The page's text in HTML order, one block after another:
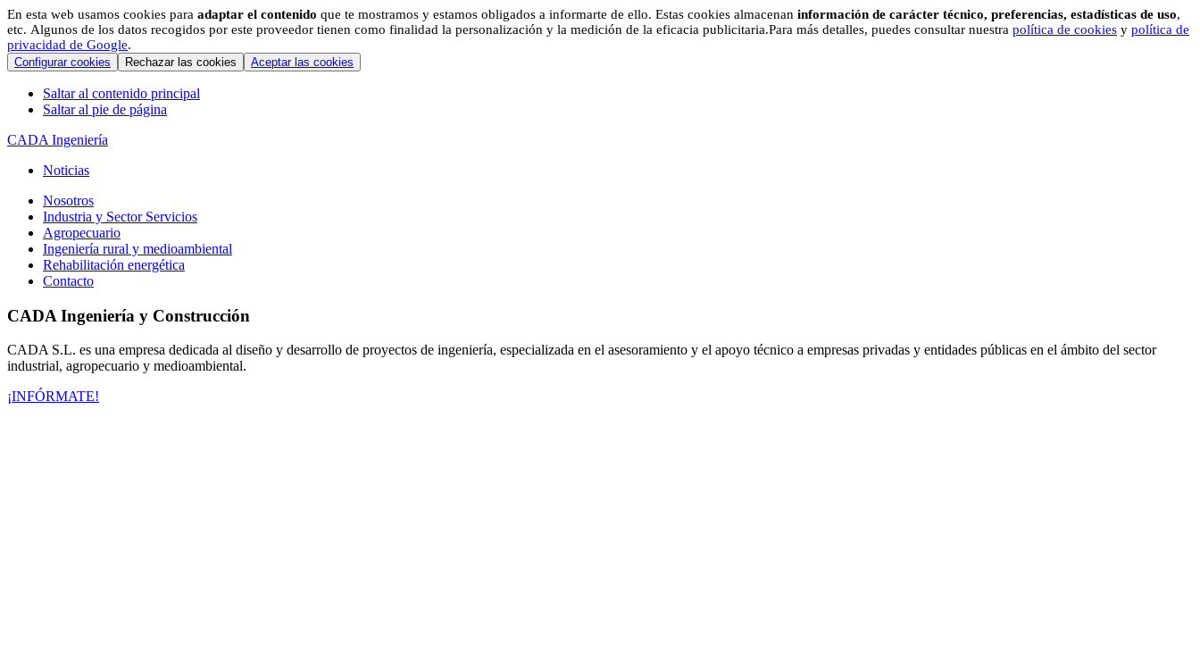
En esta web usamos cookies para adaptar el contenido que te mostramos y estamos obligados a informarte de ello. Estas cookies almacenan información de carácter técnico, preferencias, estadísticas de uso,
etc. Algunos de los datos recogidos por este proveedor tienen como finalidad la personalización y la medición de la eficacia publicitaria.Para más detalles, puedes consultar nuestra política de cookies y política de
privacidad de Google.
Configurar cookies Rechazar las cookies Aceptar las cookies
Saltar al contenido principal
Saltar al pie de página
CADA Ingeniería
Noticias
Nosotros
Industria y Sector Servicios
Agropecuario
Ingeniería rural y medioambiental
Rehabilitación energética
Contacto
CADA Ingeniería y Construcción
CADA S.L. es una empresa dedicada al diseño y desarrollo de proyectos de ingeniería, especializada en el asesoramiento y el apoyo técnico a empresas privadas y entidades públicas en el ámbito del sector
industrial, agropecuario y medioambiental.
¡INFÓRMATE!